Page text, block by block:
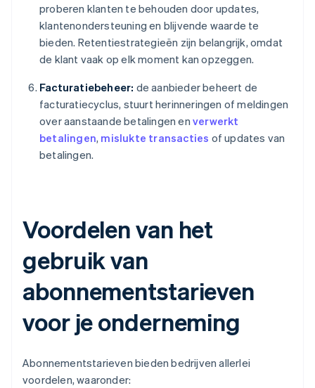
proberen klanten te behouden door updates,
klantenondersteuning en blijvende waarde te
bieden. Retentiestrategieën zijn belangrijk, omdat
de klant vaak op elk moment kan opzeggen.
Facturatiebeheer: de aanbieder beheert de
facturatiecyclus, stuurt herinneringen of meldingen
over aanstaande betalingen en verwerkt
betalingen, mislukte transacties of updates van
betalingen.
Voordelen van het
gebruik van
abonnementstarieven
voor je onderneming
Abonnementstarieven bieden bedrijven allerlei
voordelen, waaronder: